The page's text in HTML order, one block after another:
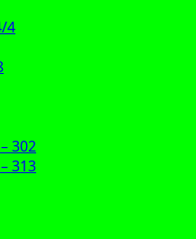
4
302
313